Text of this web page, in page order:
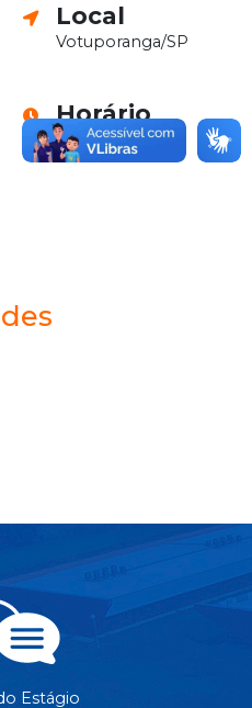
Local
Votuporanga/SP
Horário
30 horas
Estágio